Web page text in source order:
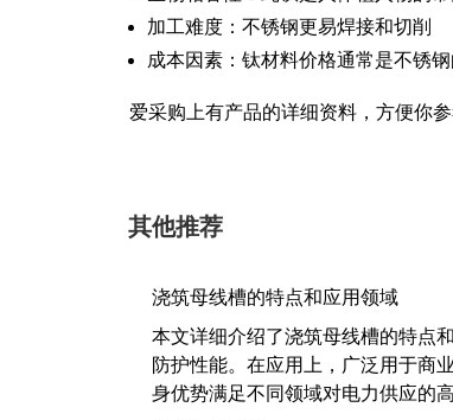
加工难度：不锈钢更易焊接和切削
成本因素：钛材料价格通常是不锈
爱采购上有产品的详细资料，方便你
其他推荐
浇筑母线槽的特点和应用领域
本文详细介绍了浇筑母线槽的特点
防护性能。在应用上，广泛用于商
身优势满足不同领域对电力供应的